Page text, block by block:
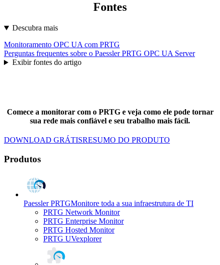
Fontes
Descubra mais
Monitoramento OPC UA com PRTG
Perguntas frequentes sobre o Paessler PRTG OPC UA Server
Exibir fontes do artigo
Comece a monitorar com o PRTG e veja como ele pode tornar
sua rede mais confiável e seu trabalho mais fácil.
DOWNLOAD GRÁTISRESUMO DO PRODUTO
Produtos
Paessler PRTGMonitore toda a sua infraestrutura de TI
PRTG Network Monitor
PRTG Enterprise Monitor
PRTG Hosted Monitor
PRTG UVexplorer